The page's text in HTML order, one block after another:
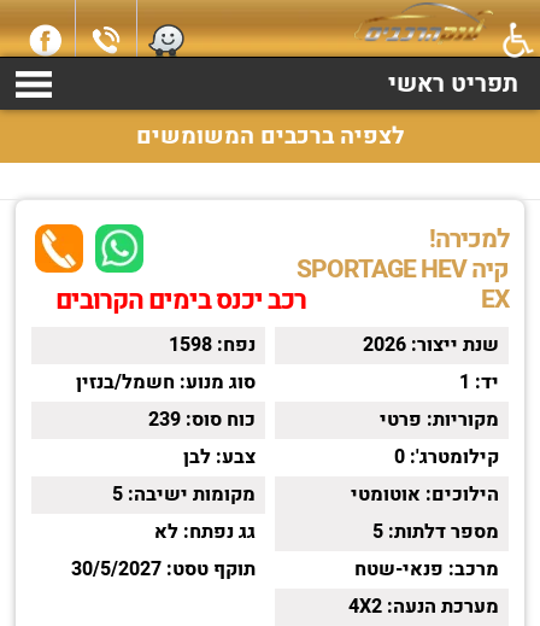
למכירה קיה SPORTAGE HEV שנת 2026 התקשרו עכשיו 2369*
תפריט ראשי
לצפיה ברכבים המשומשים
למכירה!
קיה SPORTAGE HEV
EX
רכב יכנס בימים הקרובים
שנת ייצור: 2026
יד: 1
מקוריות: פרטי
קילומטרג': 0
הילוכים: אוטומטי
מספר דלתות: 5
מרכב: פנאי-שטח
מערכת הנעה: 4X2
נפח: 1598
סוג מנוע: חשמל/בנזין
כוח סוס: 239
צבע: לבן
מקומות ישיבה: 5
גג נפתח: לא
תוקף טסט: 30/5/2027